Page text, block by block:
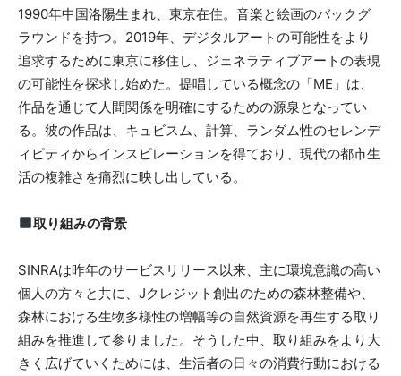
1990年中国洛陽生まれ、東京在住。音楽と絵画のバックグ
ラウンドを持つ。2019年、デジタルアートの可能性をより
追求するために東京に移住し、ジェネラティブアートの表現
の可能性を探求し始めた。提唱している概念の「ME」は、
作品を通じて人間関係を明確にするための源泉となってい
る。彼の作品は、キュビスム、計算、ランダム性のセレンデ
ィピティからインスピレーションを得ており、現代の都市生
活の複雑さを痛烈に映し出している。
取り組みの背景
SINRAは昨年のサービスリリース以来、主に環境意識の高い
個人の方々と共に、Jクレジット創出のための森林整備や、
森林における生物多様性の増幅等の自然資源を再生する取り
組みを推進して参りました。そうした中、取り組みをより大
きく広げていくためには、生活者の日々の消費行動における